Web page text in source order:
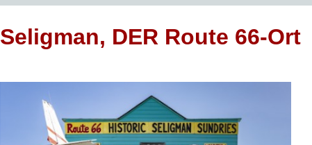
Seligman, DER Route 66-Ort